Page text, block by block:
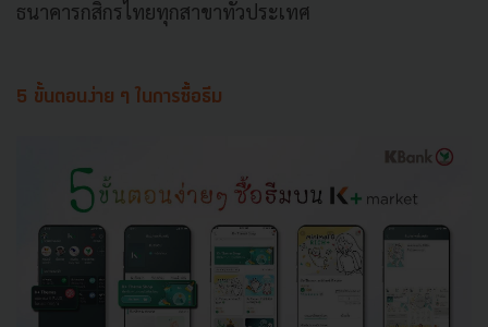
ธนาคารกสิกรไทยทุกสาขาทั่วประเทศ
5 ขั้นตอนง่าย ๆ ในการซื้อธีม